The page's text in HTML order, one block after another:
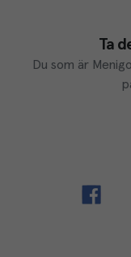
Ta
Du som är